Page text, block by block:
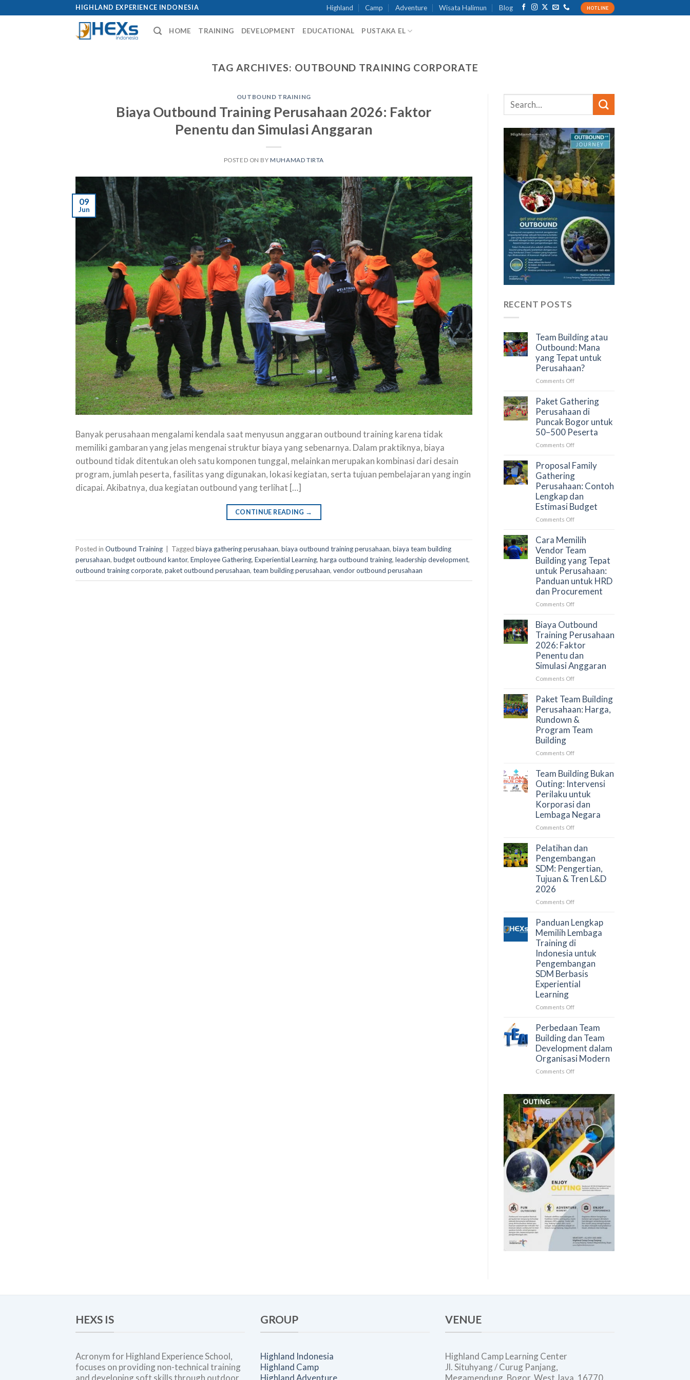
HIGHLAND EXPERIENCE INDONESIA Highland Camp Adventure Wisata Halimun Blog HOTLINE
HOME TRAINING DEVELOPMENT EDUCATIONAL PUSTAKA EL
TAG ARCHIVES: OUTBOUND TRAINING CORPORATE
OUTBOUND TRAINING
Biaya Outbound Training Perusahaan 2026: Faktor
Penentu dan Simulasi Anggaran
POSTED ON BYMUHAMAD TIRTA
09
Jun
Banyak perusahaan mengalami kendala saat menyusun anggaran outbound training karena tidak
memiliki gambaran yang jelas mengenai struktur biaya yang sebenarnya. Dalam praktiknya, biaya
outbound tidak ditentukan oleh satu komponen tunggal, melainkan merupakan kombinasi dari desain
program, jumlah peserta, fasilitas yang digunakan, lokasi kegiatan, serta tujuan pembelajaran yang ingin
dicapai. Akibatnya, dua kegiatan outbound yang terlihat […]
CONTINUE READING →
Posted in Outbound Training Tagged biaya gathering perusahaan, biaya outbound training perusahaan, biaya team building
perusahaan, budget outbound kantor, Employee Gathering, Experiential Learning, harga outbound training, leadership development,
outbound training corporate, paket outbound perusahaan, team building perusahaan, vendor outbound perusahaan
RECENT POSTS
Team Building atau
Outbound: Mana
yang Tepat untuk
Perusahaan?
Comments Offon
Building
Outbound:
Mana
yang
Tepat
Perusahaan?
Paket Gathering
Perusahaan di
Puncak Bogor untuk
50–500 Peserta
Comments Offon
Gathering
Perusahaan
di
Puncak
Bogor
untuk
50–
Peserta
Proposal Family
Gathering
Perusahaan: Contoh
Lengkap dan
Estimasi Budget
Comments Offon
Family
Perusahaan:
Contoh
Lengkap
dan
Estimasi
Budget
Cara Memilih
Vendor Team
Building yang Tepat
untuk Perusahaan:
Panduan untuk HRD
dan Procurement
Comments Offon
Memilih
Vendor
Team
Building
yang
Tepat
untuk
Panduan
untuk
HRD
dan
Procurement
Biaya Outbound
Training Perusahaan
2026: Faktor
Penentu dan
Simulasi Anggaran
Comments Offon
Outbound
Training
Perusahaan
2026:
Faktor
dan
Anggaran
Paket Team Building
Perusahaan: Harga,
Rundown &
Program Team
Building
Comments Offon
Team
Building
Perusahaan:
Harga,
Rundown
&
Program
Building
Team Building Bukan
Outing: Intervensi
Perilaku untuk
Korporasi dan
Lembaga Negara
Comments Offon
Building
Outing:
Intervensi
Perilaku
Korporasi
Lembaga
Negara
Pelatihan dan
Pengembangan
SDM: Pengertian,
Tujuan & Tren L&D
2026
Comments Offon
dan
Pengembangan
SDM:
Pengertian,
Tujuan
&
Tren
L&D
Panduan Lengkap
Memilih Lembaga
Training di
Indonesia untuk
Pengembangan
SDM Berbasis
Experiential
Learning
Comments Offon
Lengkap
Memilih
Lembaga
Training
di
Indonesia
SDM
Berbasis
Experiential
Learning
Perbedaan Team
Building dan Team
Development dalam
Organisasi Modern
Comments Offon
Building
dan
Team
Development
dalam
Organisasi
Modern
HEXS IS
Acronym for Highland Experience School,
focuses on providing non-technical training
GROUP
Highland Indonesia
Highland Camp
VENUE
Highland Camp Learning Center
Jl. Situhyang / Curug Panjang,